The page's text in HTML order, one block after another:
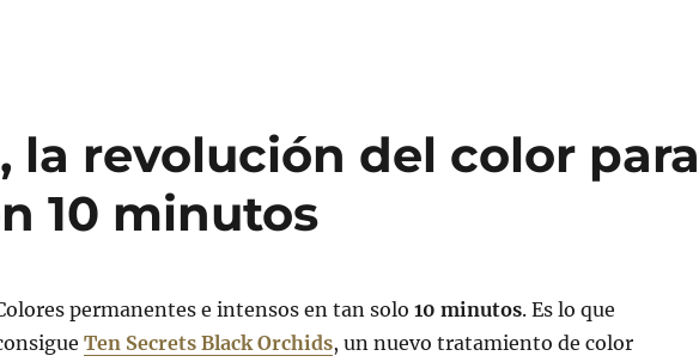
la revolución del color para
10 minutos
permanentes e intensos en tan solo 10 minutos. Es lo que
Ten Secrets Black Orchids, un nuevo tratamiento de color